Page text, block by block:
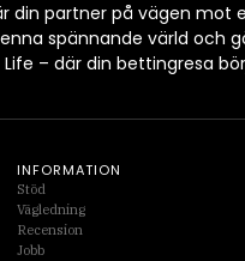
din partner på vägen
spännande värld och
– där din bettingresa
INFORMATION
Stöd
Vägledning
Recension
Jobb